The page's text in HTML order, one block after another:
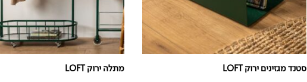
סטנד מגזינים ירוק LOFT מתלה ירוק LOFT